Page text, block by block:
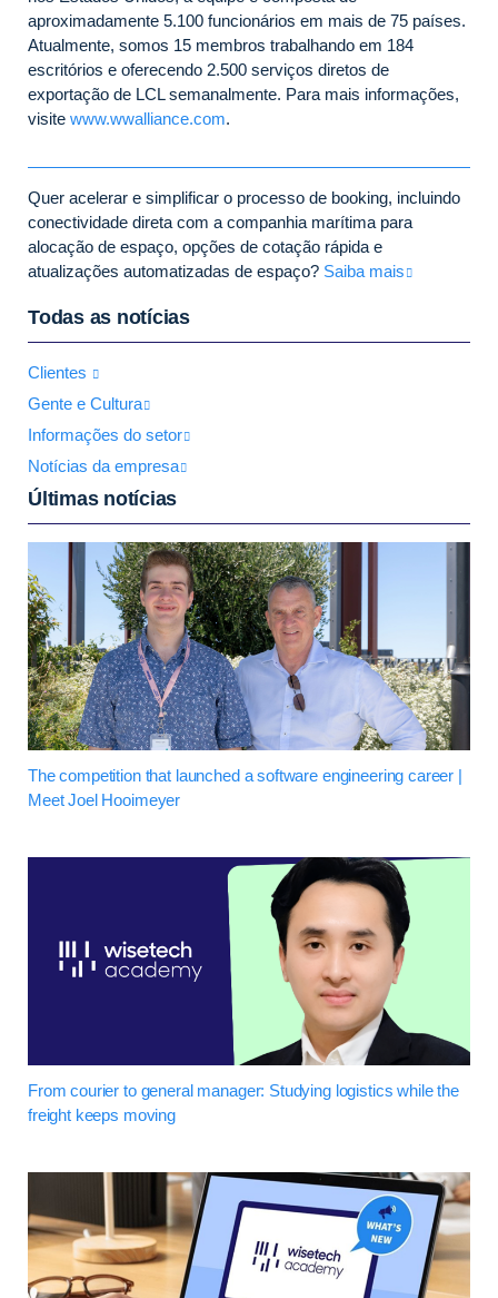
aproximadamente 5.100 funcionários em mais de 75 países.
Atualmente, somos 15 membros trabalhando em 184
escritórios e oferecendo 2.500 serviços diretos de
exportação de LCL semanalmente. Para mais informações,
visite www.wwalliance.com.
Quer acelerar e simplificar o processo de booking, incluindo
conectividade direta com a companhia marítima para
alocação de espaço, opções de cotação rápida e
atualizações automatizadas de espaço? Saiba mais
Todas as notícias
Clientes
Gente e Cultura
Informações do setor
Notícias da empresa
Últimas notícias
The competition that launched a software engineering career |
Meet Joel Hooimeyer
From courier to general manager: Studying logistics while the
freight keeps moving